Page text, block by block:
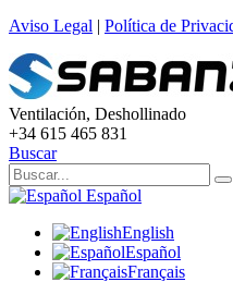
Aviso Legal | Política de
Ventilación, Deshollinado
+34 615 465 831
Buscar
Español
English
Español
Français